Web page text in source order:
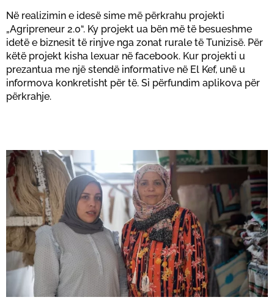
Në realizimin e idesë sime më përkrahu projekti
„Agripreneur 2.0“. Ky projekt ua bën më të besueshme
idetë e biznesit të rinjve nga zonat rurale të Tunizisë. Për
këtë projekt kisha lexuar në facebook. Kur projekti u
prezantua me një stendë informative në El Kef, unë u
informova konkretisht për të. Si përfundim aplikova për
përkrahje.